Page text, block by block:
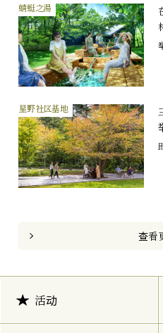
蜻蜓之湯
星野社区基地
查看
活动